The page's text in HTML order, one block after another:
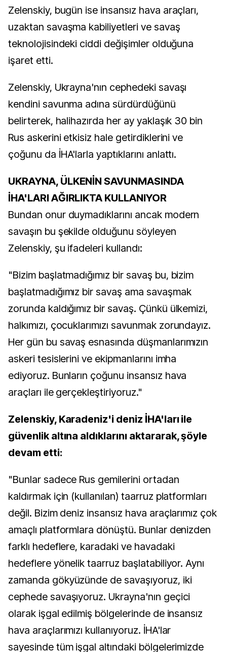
Zelenskiy, bugün ise insansız hava araçları,
uzaktan savaşma kabiliyetleri ve savaş
teknolojisindeki ciddi değişimler olduğuna
işaret etti.
Zelenskiy, Ukrayna'nın cephedeki savaşı
kendini savunma adına sürdürdüğünü
belirterek, halihazırda her ay yaklaşık 30 bin
Rus askerini etkisiz hale getirdiklerini ve
çoğunu da İHA'larla yaptıklarını anlattı.
UKRAYNA, ÜLKENİN SAVUNMASINDA
İHA'LARI AĞIRLIKTA KULLANIYOR
Bundan onur duymadıklarını ancak modern
savaşın bu şekilde olduğunu söyleyen
Zelenskiy, şu ifadeleri kullandı:
"Bizim başlatmadığımız bir savaş bu, bizim
başlatmadığımız bir savaş ama savaşmak
zorunda kaldığımız bir savaş. Çünkü ülkemizi,
halkımızı, çocuklarımızı savunmak zorundayız.
Her gün bu savaş esnasında düşmanlarımızın
askeri tesislerini ve ekipmanlarını imha
ediyoruz. Bunların çoğunu insansız hava
araçları ile gerçekleştiriyoruz."
Zelenskiy, Karadeniz'i deniz İHA'ları ile
güvenlik altına aldıklarını aktararak, şöyle
devam etti:
"Bunlar sadece Rus gemilerini ortadan
kaldırmak için (kullanılan) taarruz platformları
değil. Bizim deniz insansız hava araçlarımız çok
amaçlı platformlara dönüştü. Bunlar denizden
farklı hedeflere, karadaki ve havadaki
hedeflere yönelik taarruz başlatabiliyor. Aynı
zamanda gökyüzünde de savaşıyoruz, iki
cephede savaşıyoruz. Ukrayna'nın geçici
olarak işgal edilmiş bölgelerinde de insansız
hava araçlarımızı kullanıyoruz. İHA'lar
sayesinde tüm işgal altındaki bölgelerimizde